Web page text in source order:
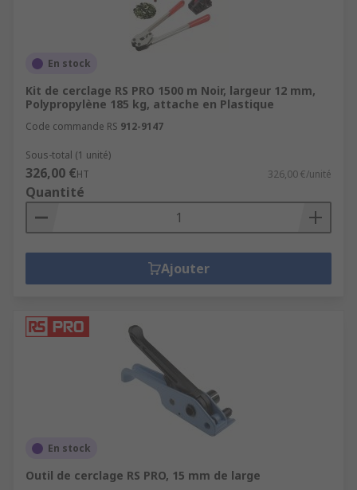
En stock
Kit de cerclage RS PRO 1500 m Noir, largeur 12 mm,
Polypropylène 185 kg, attache en Plastique
Code commande RS 912-9147
Sous-total (1 unité)
326,00 €HT 326,00 €/unité
Quantité
Ajouter
En stock
Outil de cerclage RS PRO, 15 mm de large